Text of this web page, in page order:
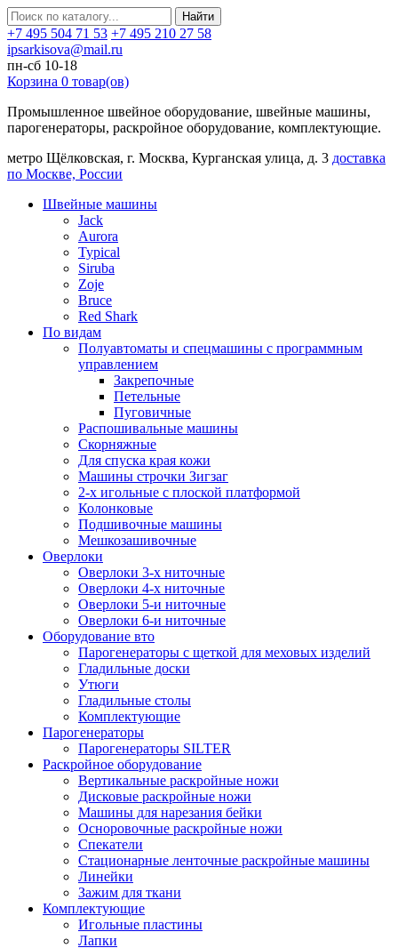
Найти
+7 495 504 71 53 +7 495 210 27 58
ipsarkisova@mail.ru
пн-сб 10-18
Корзина 0 товар(ов)
Промышленное швейное оборудование, швейные машины,
парогенераторы, раскройное оборудование, комплектующие.
метро Щёлковская, г. Москва, Курганская улица, д. 3 доставка
по Москве, России
Швейные машины
Jack
Aurora
Typical
Siruba
Zoje
Bruce
Red Shark
По видам
Полуавтоматы и спецмашины с программным
управлением
Закрепочные
Петельные
Пуговичные
Распошивальные машины
Скорняжные
Для спуска края кожи
Машины строчки Зигзаг
2-х игольные с плоской платформой
Колонковые
Подшивочные машины
Мешкозашивочные
Оверлоки
Оверлоки 3-х ниточные
Оверлоки 4-х ниточные
Оверлоки 5-и ниточные
Оверлоки 6-и ниточные
Оборудование вто
Парогенераторы с щеткой для меховых изделий
Гладильные доски
Утюги
Гладильные столы
Комплектующие
Парогенераторы
Парогенераторы SILTER
Раскройное оборудование
Вертикальные раскройные ножи
Дисковые раскройные ножи
Машины для нарезания бейки
Осноровочные раскройные ножи
Спекатели
Стационарные ленточные раскройные машины
Линейки
Зажим для ткани
Комплектующие
Игольные пластины
Лапки